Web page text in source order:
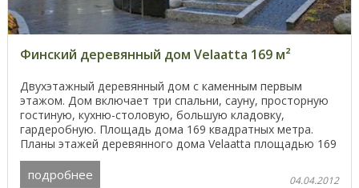
Финский деревянный дом Velaatta 169 м²
Двухэтажный деревянный дом с каменным первым
этажом. Дом включает три спальни, сауну, просторную
гостиную, кухню-столовую, большую кладовку,
гардеробную. Площадь дома 169 квадратных метра.
Планы этажей деревянного дома Velaatta площадью 169
м² ...
подробнее 04.04.2012